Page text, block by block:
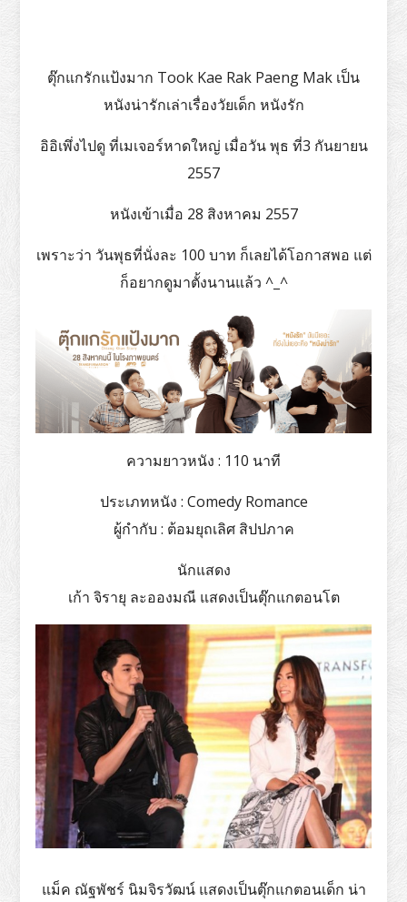
ตุ๊กแกรักแป้งมาก Took Kae Rak Paeng Mak เป็น
หนังน่ารักเล่าเรื่องวัยเด็ก หนังรัก
อิอิเพึ่งไปดู ที่เมเจอร์หาดใหญ่ เมื่อวัน พุธ ที่3 กันยายน
2557
หนังเข้าเมื่อ 28 สิงหาคม 2557
เพราะว่า วันพุธที่นั่งละ 100 บาท ก็เลยได้โอกาสพอ แต่
ก็อยากดูมาตั้งนานแล้ว ^_^
ความยาวหนัง : 110 นาที
ประเภทหนัง : Comedy Romance
ผู้กำกับ : ต้อมยุถเลิศ สิปปภาค
นักแสดง
เก้า จิรายุ ละอองมณี แสดงเป็นตุ๊กแกตอนโต
แม็ค ณัฐพัชร์ นิมจิรวัฒน์ แสดงเป็นตุ๊กแกตอนเด็ก น่า